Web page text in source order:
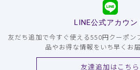
LINE公式アカウン
友だち追加で今すぐ使える550円クーポン
品やお得な情報をいち早くお届
友達追加はこちら